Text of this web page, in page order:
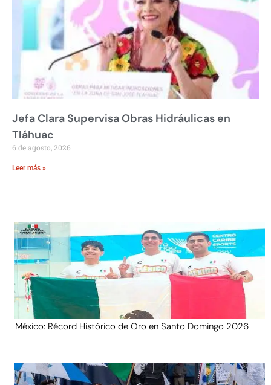
Jefa Clara Supervisa Obras Hidráulicas en
Tláhuac
6 de agosto, 2026
Leer más »
México: Récord Histórico de Oro en Santo Domingo 2026